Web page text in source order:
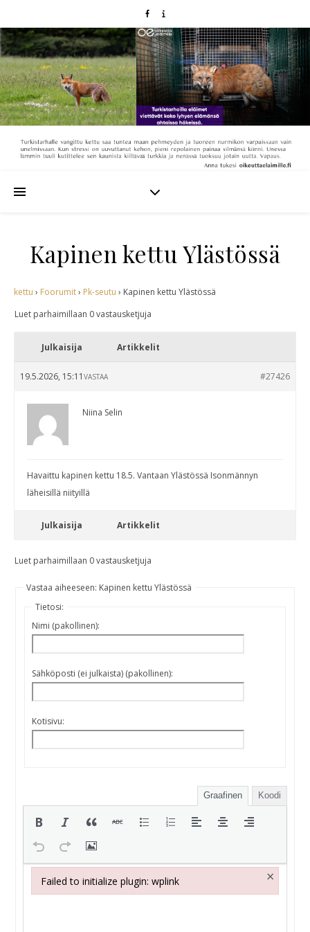
Kapinen kettu Ylästössä
kettu › Foorumit› Pk-seutu › Kapinen kettu Ylästössä
Luet parhaimillaan 0 vastausketjuja
Julkaisija Artikkelit
19.5.2026, 15:11 #27426
VASTAA
Niina Selin
Havaittu kapinen kettu 18.5. Vantaan Ylästössä Isonmännyn
läheisillä niityillä
Julkaisija Artikkelit
Luet parhaimillaan 0 vastausketjuja
Vastaa aiheeseen: Kapinen kettu Ylästössä
Tietosi:
Nimi (pakollinen):
Sähköposti (ei julkaista) (pakollinen):
Kotisivu:
Graafinen Koodi
Failed to initialize plugin: wplink ×
Failed to initialize plugin: wplink